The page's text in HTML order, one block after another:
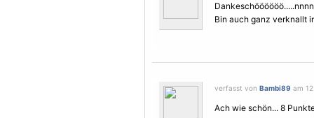
Bin auch ganz verknallt
verfasst von Bambi89 am
Ach wie schön... 8